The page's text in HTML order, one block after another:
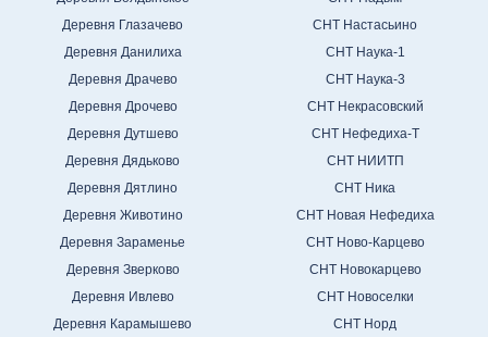
Деревня Глазачево
Деревня Данилиха
Деревня Драчево
Деревня Дрочево
Деревня Дутшево
Деревня Дядьково
Деревня Дятлино
Деревня Животино
Деревня Зараменье
Деревня Зверково
Деревня Ивлево
Деревня Карамышево
СНТ Настасьино
СНТ Наука-1
СНТ Наука-3
СНТ Некрасовский
СНТ Нефедиха-Т
СНТ НИИТП
СНТ Ника
СНТ Новая Нефедиха
СНТ Ново-Карцево
СНТ Новокарцево
СНТ Новоселки
СНТ Норд